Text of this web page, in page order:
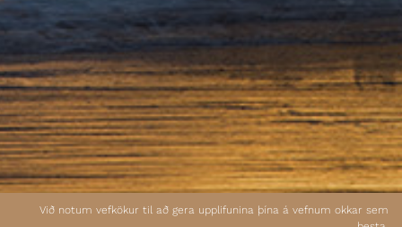
Við notum vefkökur til að gera upplifunina þína á vefnum okkar sem